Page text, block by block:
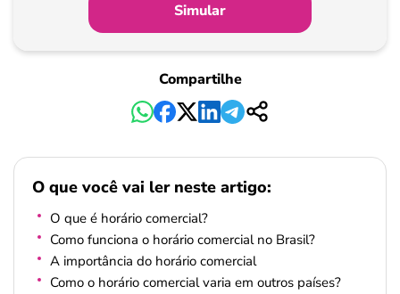
Simular
Compartilhe
O que você vai ler neste artigo:
O que é horário comercial?
Como funciona o horário comercial no Brasil?
A importância do horário comercial
Como o horário comercial varia em outros países?